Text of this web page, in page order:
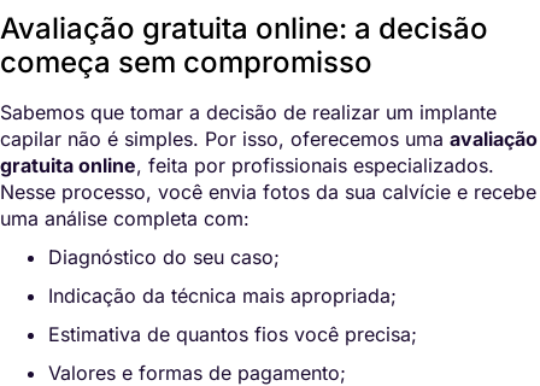
Avaliação gratuita online: a decisão
começa sem compromisso
Sabemos que tomar a decisão de realizar um implante
capilar não é simples. Por isso, oferecemos uma avaliação
gratuita online, feita por profissionais especializados.
Nesse processo, você envia fotos da sua calvície e recebe
uma análise completa com:
Diagnóstico do seu caso;
Indicação da técnica mais apropriada;
Estimativa de quantos fios você precisa;
Valores e formas de pagamento;